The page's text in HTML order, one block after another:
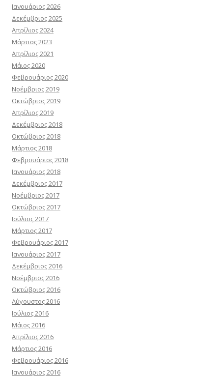
Ιανουάριος 2026
Δεκέμβριος 2025
Απρίλιος 2024
Μάρτιος 2023
Απρίλιος 2021
Μάιος 2020
Φεβρουάριος 2020
Νοέμβριος 2019
Οκτώβριος 2019
Απρίλιος 2019
Δεκέμβριος 2018
Οκτώβριος 2018
Μάρτιος 2018
Φεβρουάριος 2018
Ιανουάριος 2018
Δεκέμβριος 2017
Νοέμβριος 2017
Οκτώβριος 2017
Ιούλιος 2017
Μάρτιος 2017
Φεβρουάριος 2017
Ιανουάριος 2017
Δεκέμβριος 2016
Νοέμβριος 2016
Οκτώβριος 2016
Αύγουστος 2016
Ιούλιος 2016
Μάιος 2016
Απρίλιος 2016
Μάρτιος 2016
Φεβρουάριος 2016
Ιανουάριος 2016